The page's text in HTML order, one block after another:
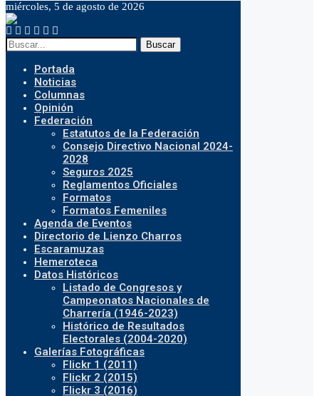
miércoles, 5 de agosto de 2026
Buscar
Portada
Noticias
Columnas
Opinión
Federación
Estatutos de la Federación
Consejo Directivo Nacional 2024-
2028
Seguros 2025
Reglamentos Oficiales
Formatos
Formatos Femeniles
Agenda de Eventos
Directorio de Lienzo Charros
Escaramuzas
Hemeroteca
Datos Históricos
Listado de Congresos y
Campeonatos Nacionales de
Charrería (1946-2023)
Histórico de Resultados
Electorales (2004-2020)
Galerías Fotográficas
Flickr 1 (2011)
Flickr 2 (2015)
Flickr 3 (2016)